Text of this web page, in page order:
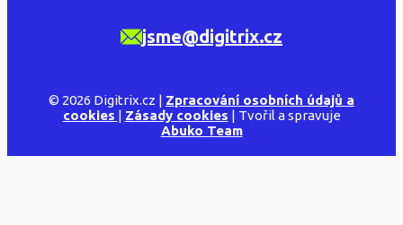
jsme@digitrix.cz
© 2026 Digitrix.cz | Zpracování osobních údajů a
cookies | Zásady cookies | Tvořil a spravuje
Abuko Team